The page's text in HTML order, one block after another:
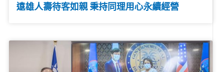
遠雄人壽待客如親 秉持同理用心永續經營